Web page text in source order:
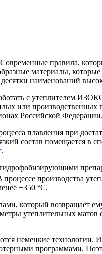
Современные правила,
материалы,
наименований
с утеплителем
или производственных
Российской Федерации.
плавления при
состав помещается в
.
процессе производства
+350 °C.
который возвращает
утеплительных
немецкие
программами.